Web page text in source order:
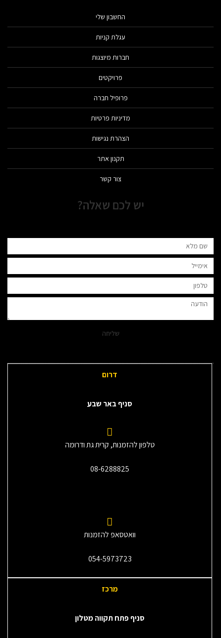
החשבון שלי
עגלת קניות
חברות מיוצגות
פרויקטים
פרופיל חברה
מדיניות פרטיות
הצהרת נגישות
תקנון אתר
צור קשר
יש לכם שאלה?
שליחה
דרום
סניף באר שבע
טלפון להזמנות, קרית גת ודרומה
08-6288825
וואטסאפ להזמנות
054-5973723
מרכז
סניף פתח תקווה מטלון